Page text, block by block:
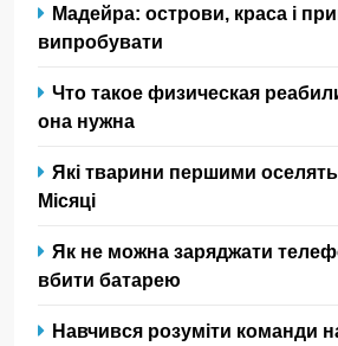
Мадейра: острови, краса і
випробувати
Что такое физическая
она нужна
Які тварини першими
Місяці
Як не можна заряджати
вбити батарею
Навчився розуміти команди